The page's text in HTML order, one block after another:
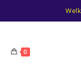
0